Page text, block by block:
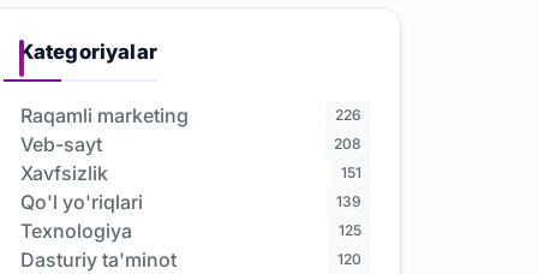
Kategoriyalar
Raqamli marketing 226
Veb-sayt 208
Xavfsizlik 151
Qo'l yo'riqlari 139
Texnologiya 125
Dasturiy ta'minot 120